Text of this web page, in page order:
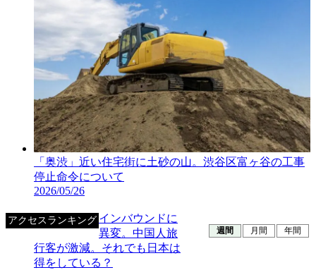
「奥渋」近い住宅街に土砂の山。渋谷区富ヶ谷の工事
停止命令について
2026/05/26
アクセスランキング
週間 月間 年間
インバウンドに
異変。中国人旅
行客が激減。それでも日本は
得をしている？